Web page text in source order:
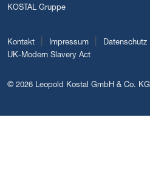
KOSTAL Gruppe
Kontakt Impressum Datenschutz
UK-Modern Slavery Act
© 2026 Leopold Kostal GmbH & Co. KG